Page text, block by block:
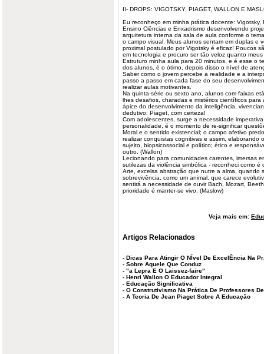
II- DROPS: VIGOTSKY, PIAGET, WALLON E
Eu reconheço em minha prática docente: Vigotsky,
Ensino Ciências e Enxadrismo desenvolvendo
arquitetura interna da sala de aula conforme o
o campo visual. Meus alunos sentam em duplas e
proximal postulado por Vigotsky é eficaz! Poucos
em tecnologia e procuro ser tão veloz quanto
Estruturo minha aula para 20 minutos, e é esse o
dos alunos, é o ótimo, depois disso o nível de
Saber como o jovem percebe a realidade e a
passo a passo em cada fase do seu
realizar aulas motivantes.
Na quinta-série ou sexto ano, alunos com faixas
lhes desafios, charadas e mistérios científicos
ápice do desenvolvimento da inteligência,
dedutivo: Piaget, com certeza!
Com adolescentes, surge a necessidade
personalidade, é o momento de re-significar
Moral e o sentido existencial; o campo afetivo
realizar conquistas cognitivas e assim, elaborando
sujeito, biopsicossocial e político; ético e
outro. (Wallon)
Lecionando para comunidades carentes, imersas
sutilezas da violência simbólica - reconheci como
Arte, excelsa abstração que nutre a alma, quando
sobrevivência, como um animal, que carece
sentirá a necessidade de ouvir Bach, Mozart,
prioridade é manter-se vivo. (Maslow)
Veja mais em:
Artigos Relacionados
- Dicas Para Atingir O NÍvel De ExcelÊncia Na
- Sobre Aquele Que Conduz
- "a Lepra E O Laissez-faire"
- Henri Wallon O Educador Integral
- Educação Significativa
- O Construtivismo Na Prática De Professores
- A Teoria De Jean Piaget Sobre A Educação